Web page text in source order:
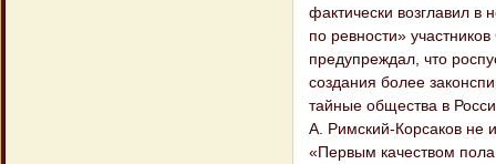
фактически возглавил
по ревности»
предупреждал, что
создания более
тайные общества в
А. Римский-Корсаков не
«Первым качеством